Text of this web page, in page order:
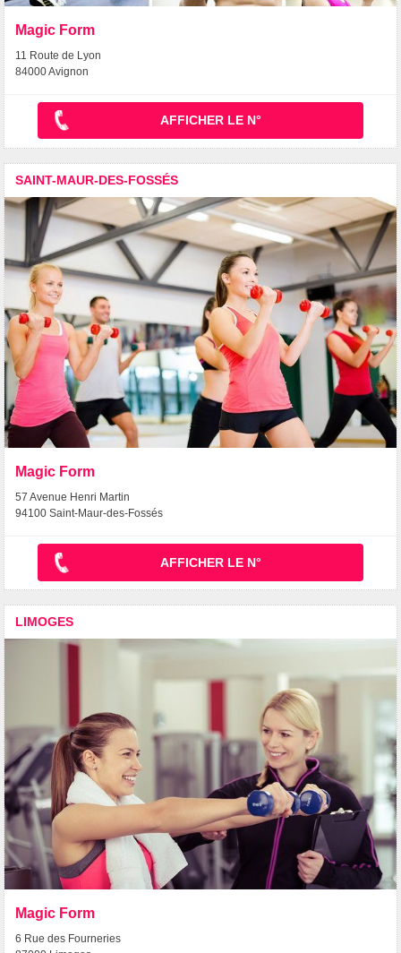
Magic Form
11 Route de Lyon
84000 Avignon
AFFICHER LE N°
SAINT-MAUR-DES-FOSSÉS
Magic Form
57 Avenue Henri Martin
94100 Saint-Maur-des-Fossés
AFFICHER LE N°
LIMOGES
Magic Form
6 Rue des Fourneries